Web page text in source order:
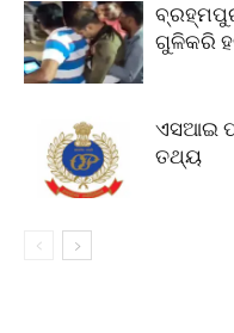
ଗୁଳିକରି
ଏସଆଇ
ତଥ୍ୟ